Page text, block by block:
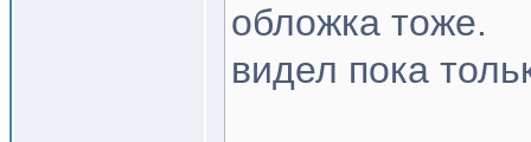
обложка тоже.
видел пока